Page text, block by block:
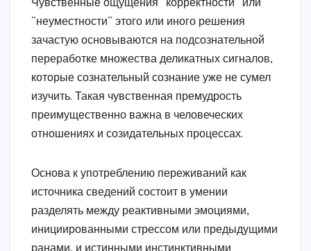
Чувственные ощущения “корректности” или
“неуместности” этого или иного решения
зачастую основываются на подсознательной
переработке множества деликатных сигналов,
которые сознательный сознание уже не сумел
изучить. Такая чувственная премудрость
преимущественно важна в человеческих
отношениях и созидательных процессах.
Основа к употреблению переживаний как
источника сведений состоит в умении
разделять между реактивными эмоциями,
инициированными стрессом или предыдущими
ранами, и истинными инстинктивными